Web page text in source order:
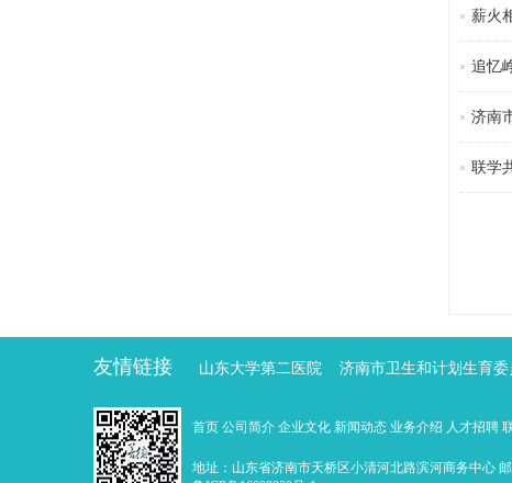
薪火
追忆
济南
联学
友情链接 山东大学第二医院 济南市卫生和计划生育委
首页 公司简介 企业文化 新闻动态 业务介绍 人才招聘
地址：山东省济南市天桥区小清河北路滨河商务中心 邮